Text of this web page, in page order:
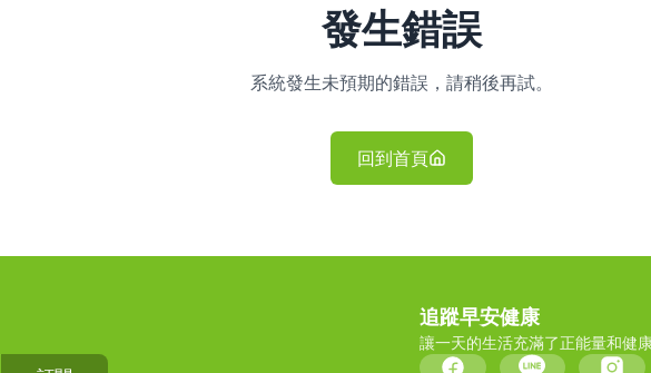
發生錯誤
系統發生未預期的錯誤，請稍後再試。
回到首頁
追蹤早安健康
讓一天的生活充滿了正能量和健